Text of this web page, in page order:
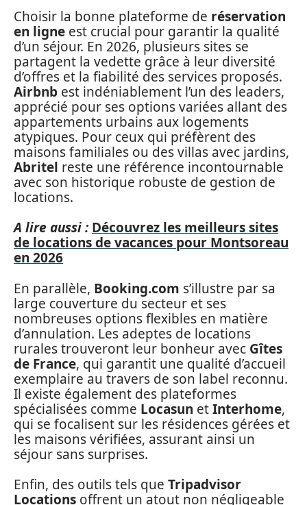
Choisir la bonne plateforme de réservation
en ligne est crucial pour garantir la qualité
d’un séjour. En 2026, plusieurs sites se
partagent la vedette grâce à leur diversité
d’offres et la fiabilité des services proposés.
Airbnb est indéniablement l’un des leaders,
apprécié pour ses options variées allant des
appartements urbains aux logements
atypiques. Pour ceux qui préfèrent des
maisons familiales ou des villas avec jardins,
Abritel reste une référence incontournable
avec son historique robuste de gestion de
locations.
A lire aussi : Découvrez les meilleurs sites
de locations de vacances pour Montsoreau
en 2026
En parallèle, Booking.com s’illustre par sa
large couverture du secteur et ses
nombreuses options flexibles en matière
d’annulation. Les adeptes de locations
rurales trouveront leur bonheur avec Gîtes
de France, qui garantit une qualité d’accueil
exemplaire au travers de son label reconnu.
Il existe également des plateformes
spécialisées comme Locasun etInterhome,
qui se focalisent sur les résidences gérées et
les maisons vérifiées, assurant ainsi un
séjour sans surprises.
Enfin, des outils tels que Tripadvisor
Locations offrent un atout non négligeable